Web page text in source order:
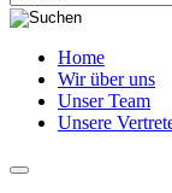
Home
Wir über uns
Unser Team
Unsere